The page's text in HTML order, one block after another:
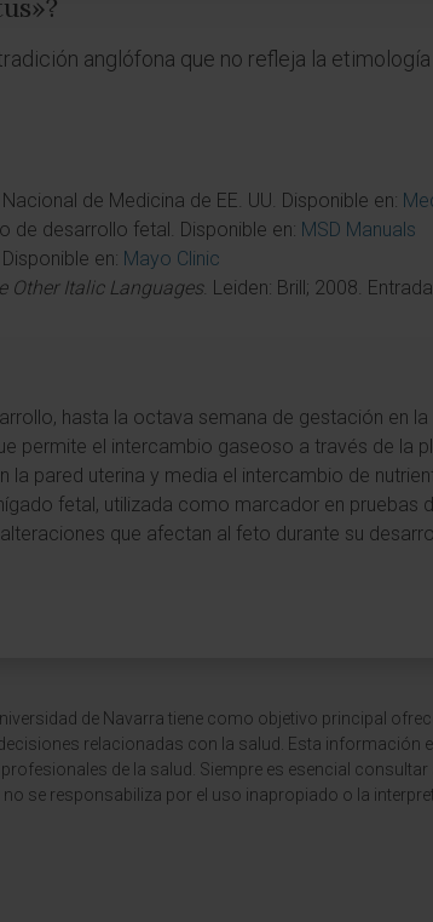
anglófona que no refleja la
de Medicina de EE. UU. Disponible en:
de desarrollo fetal. Disponible en: MSD Manuals
en: Mayo Clinic
Other Italic Languages. Leiden: Brill; 2008.
hasta la octava semana de gestación en la
permite el intercambio gaseoso a través de la
pared uterina y media el intercambio de
fetal, utilizada como marcador en pruebas
que afectan al feto durante su
de Navarra tiene como objetivo principal
relacionadas con la salud. Esta información
de la salud. Siempre es esencial
se responsabiliza por el uso inapropiado o la